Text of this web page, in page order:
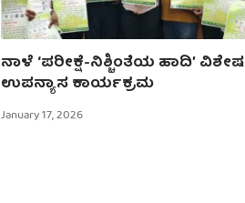
ನಾಳೆ ʻಪರೀಕ್ಷೆ-ನಿಶ್ಚಿಂತೆಯ ಹಾದಿʼ ವಿಶೇಷ
ಉಪನ್ಯಾಸ ಕಾರ್ಯಕ್ರಮ
January 17, 2026